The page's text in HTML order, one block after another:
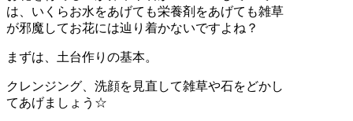
は、いくらお水をあげても栄養剤をあげても雑草
が邪魔してお花には辿り着かないですよね？
まずは、土台作りの基本。
クレンジング、洗顔を見直して雑草や石をどかし
てあげましょう☆